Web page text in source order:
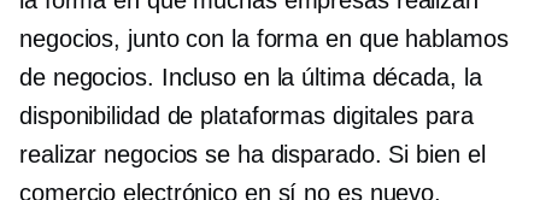
negocios, junto con la forma en que hablamos
de negocios. Incluso en la última década, la
disponibilidad de plataformas digitales para
realizar negocios se ha disparado. Si bien el
comercio electrónico en sí no es nuevo,